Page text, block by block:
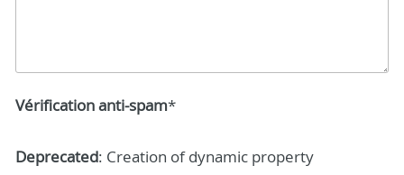
Vérification anti-spam*
Deprecated: Creation of dynamic property